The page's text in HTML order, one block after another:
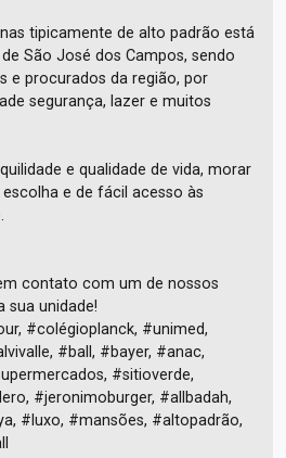
tipicamente de alto padrão está
São José dos Campos, sendo
e procurados da região, por
segurança, lazer e muitos
e qualidade de vida, morar
e de fácil acesso às
contato com um de nossos
sua unidade!
#colégioplanck, #unimed,
#ball, #bayer, #anac,
#sitioverde,
#jeronimoburger, #allbadah,
#luxo, #mansões, #altopadrão,